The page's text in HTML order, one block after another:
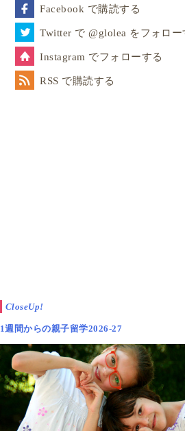
Facebook で購読する
Twitter で @glolea をフォロー
Instagram でフォローする
RSS で購読する
CloseUp!
1週間からの親子留学2026-27